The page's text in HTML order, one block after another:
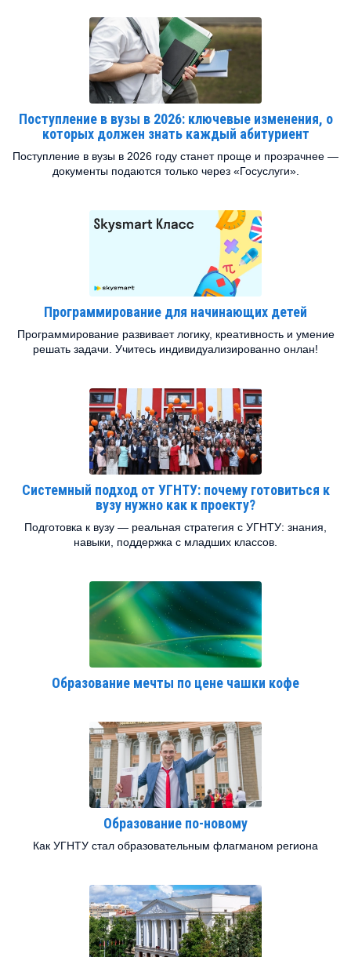
Поступление в вузы в 2026: ключевые изменения, о
которых должен знать каждый абитуриент
Поступление в вузы в 2026 году станет проще и прозрачнее —
документы подаются только через «Госуслуги».
Программирование для начинающих детей
Программирование развивает логику, креативность и умение
решать задачи. Учитесь индивидуализированно онлан!
Системный подход от УГНТУ: почему готовиться к
вузу нужно как к проекту?
Подготовка к вузу — реальная стратегия с УГНТУ: знания,
навыки, поддержка с младших классов.
Образование мечты по цене чашки кофе
Образование по-новому
Как УГНТУ стал образовательным флагманом региона